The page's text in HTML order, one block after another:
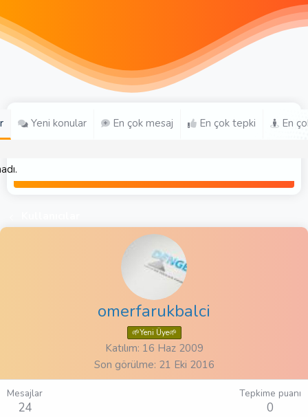
Yeni konular En çok mesaj En çok tepki En
omerfarukbalci
🌱Yeni Üye🌱
Katılım 16 Haz 2009
Son görülme 21 Eki 2016
Mesajlar
24
Tepkime puanı
0